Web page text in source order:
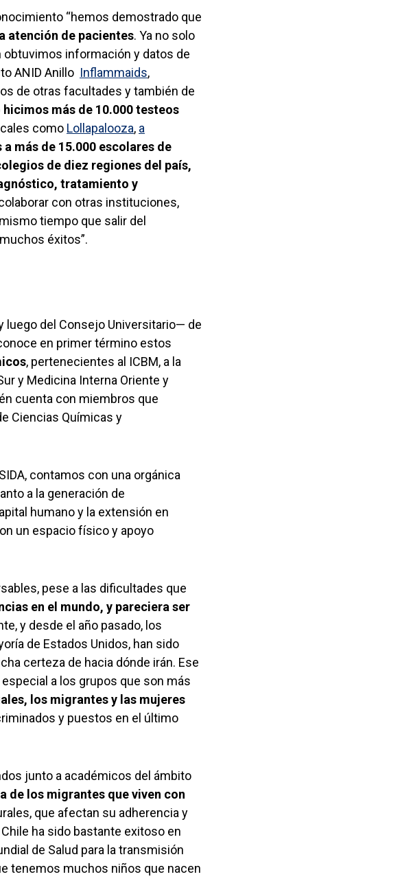
“hemos demostrado que
atención de pacientes. Ya no solo
obtuvimos información y datos de
ANID Anillo Inflammaids,
de otras facultades y también de
más de 10.000 testeos
como Lollapalooza, a
a más de 15.000 escolares de
de diez regiones del país,
tratamiento y
con otras instituciones,
tiempo que salir del
éxitos”.
luego del Consejo Universitario— de
en primer término estos
, pertenecientes al ICBM, a la
y Medicina Interna Oriente y
cuenta con miembros que
Ciencias Químicas y
contamos con una orgánica
a la generación de
humano y la extensión en
un espacio físico y apoyo
pese a las dificultades que
en el mundo, y pareciera ser
y desde el año pasado, los
de Estados Unidos, han sido
certeza de hacia dónde irán. Ese
a los grupos que son más
los migrantes y las mujeres
y puestos en el último
junto a académicos del ámbito
de los migrantes que viven con
que afectan su adherencia y
ha sido bastante exitoso en
de Salud para la transmisión
tenemos muchos niños que nacen